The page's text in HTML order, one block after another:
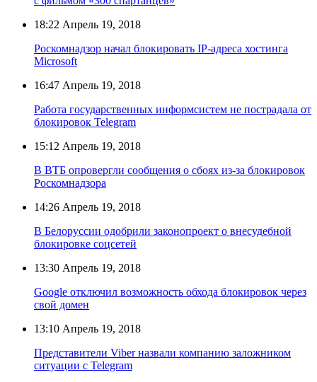
18:22 Апрель 19, 2018
Роскомнадзор начал блокировать IP-адреса хостинга
Microsoft
16:47 Апрель 19, 2018
Работа государственных информсистем не пострадала от
блокировок Telegram
15:12 Апрель 19, 2018
В ВТБ опровергли сообщения о сбоях из-за блокировок
Роскомнадзора
14:26 Апрель 19, 2018
В Белоруссии одобрили законопроект о внесудебной
блокировке соцсетей
13:30 Апрель 19, 2018
Google отключил возможность обхода блокировок через
свой домен
13:10 Апрель 19, 2018
Представители Viber назвали компанию заложником
ситуации с Telegram